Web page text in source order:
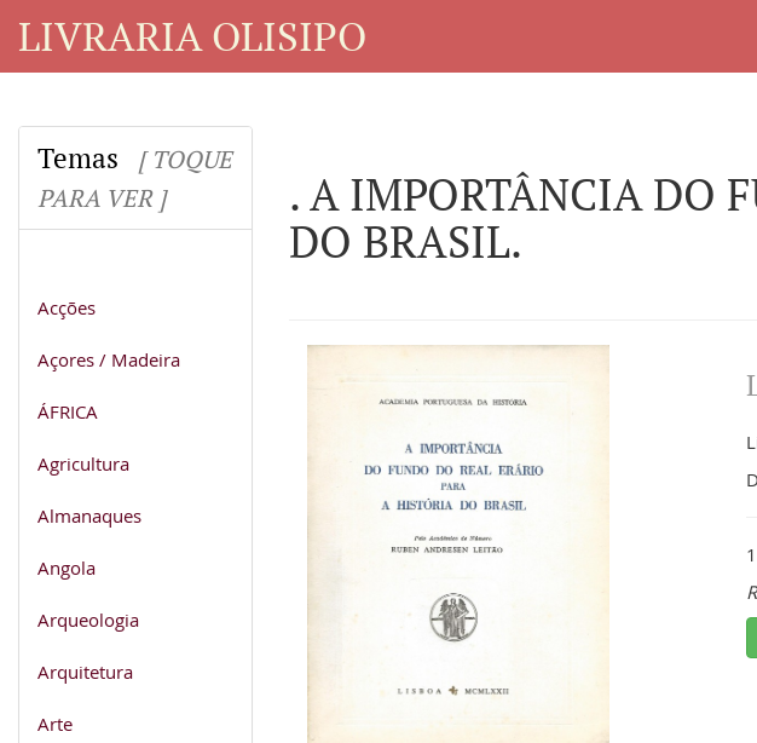
LIVRARIA OLISIPO
Temas
[ TOQUE
PARA VER ]
Acções
Açores / Madeira
ÁFRICA
Agricultura
Almanaques
Angola
Arqueologia
Arquitetura
Arte
. A IMPORTÂNCIA DO
DO BRASIL.